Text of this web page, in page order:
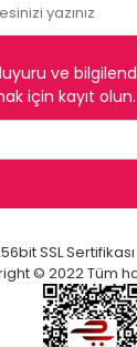
ve
için kayıt olun.
SSL
© 2022 Tüm